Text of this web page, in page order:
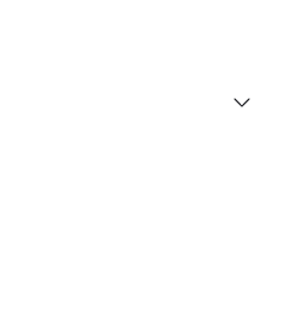
koloru do typu cery.
skórę, nadając jej zdrowy